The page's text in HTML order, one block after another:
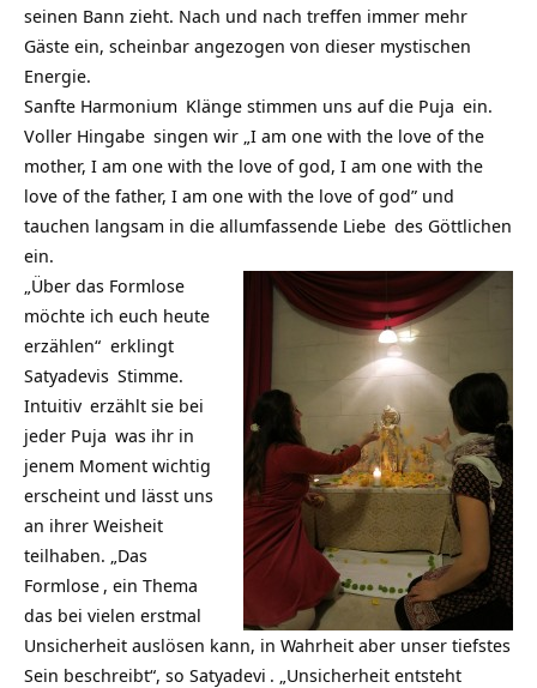
seinen Bann zieht. Nach und nach treffen immer mehr
Gäste ein, scheinbar angezogen von dieser mystischen
Energie.
Sanfte Harmonium Klänge stimmen uns auf die Puja ein.
Voller Hingabe singen wir „I am one with the love of the
mother, I am one with the love of god, I am one with the
love of the father, I am one with the love of god” und
tauchen langsam in die allumfassende Liebe des Göttlichen
ein.
„Über das Formlose
möchte ich euch heute
erzählen“ erklingt
Satyadevis Stimme.
Intuitiv erzählt sie bei
jeder Puja was ihr in
jenem Moment wichtig
erscheint und lässt uns
an ihrer Weisheit
teilhaben. „Das
Formlose , ein Thema
das bei vielen erstmal
Unsicherheit auslösen kann, in Wahrheit aber unser tiefstes
Sein beschreibt“, so Satyadevi . „Unsicherheit entsteht